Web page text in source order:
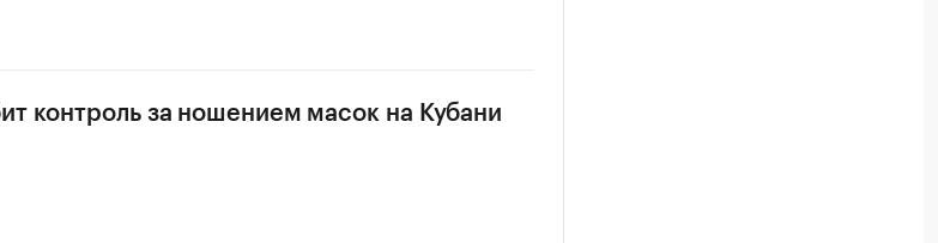
контроль за ношением масок на Кубани